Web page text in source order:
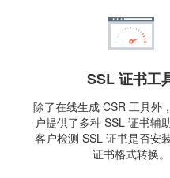
SSL 证书工
除了在线生成 CSR 工具外
户提供了多种 SSL 证书辅
客户检测 SSL 证书是否安
证书格式转换。